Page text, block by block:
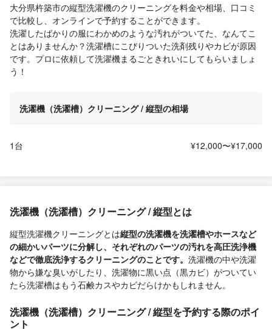
大分県杵築市の縦型洗濯機のクリーニングを料金や相場、口コミ
で比較し、オンラインで予約することができます。
洗濯したばかりの服にわかめのような汚れがついてた、なんてこ
とはありませんか？洗濯槽にこびりついた洗剤残りやカビが原因
です。プロに依頼して洗濯機まるごときれいにしてもらいましょ
う！
洗濯機（洗濯槽）クリーニング / 縦型の相場
1台 ¥12,000〜¥17,000
洗濯機（洗濯槽）クリーニング / 縦型とは
縦型洗濯機クリーニングとは縦型の洗濯機を洗濯槽やホースなど
の細かいパーツに分解し、それぞれのパーツの汚れを高圧洗浄機
などで徹底洗浄するクリーニングのことです。 洗濯機の中や洗濯
物から嫌な臭いがしたり、洗濯物に黒い点（黒カビ）がついてい
たら洗濯槽はもう石鹸カスやカビだらけかもしれません。
洗濯機（洗濯槽）クリーニング / 縦型を予約する際のポイ
ント